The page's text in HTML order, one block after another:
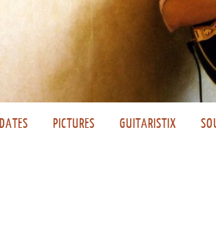
DATES PICTURES GUITARISTIX